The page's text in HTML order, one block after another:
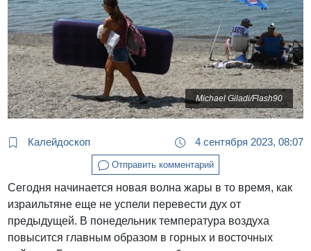
Michael Giladi/Flash90
Калейдоскоп 4 сентября 2023, 08:07
Отправить комментарий
Сегодня начинается новая волна жары в то время, как
израильтяне еще не успели перевести дух от
предыдущей. В понедельник температура воздуха
повысится главным образом в горных и восточных